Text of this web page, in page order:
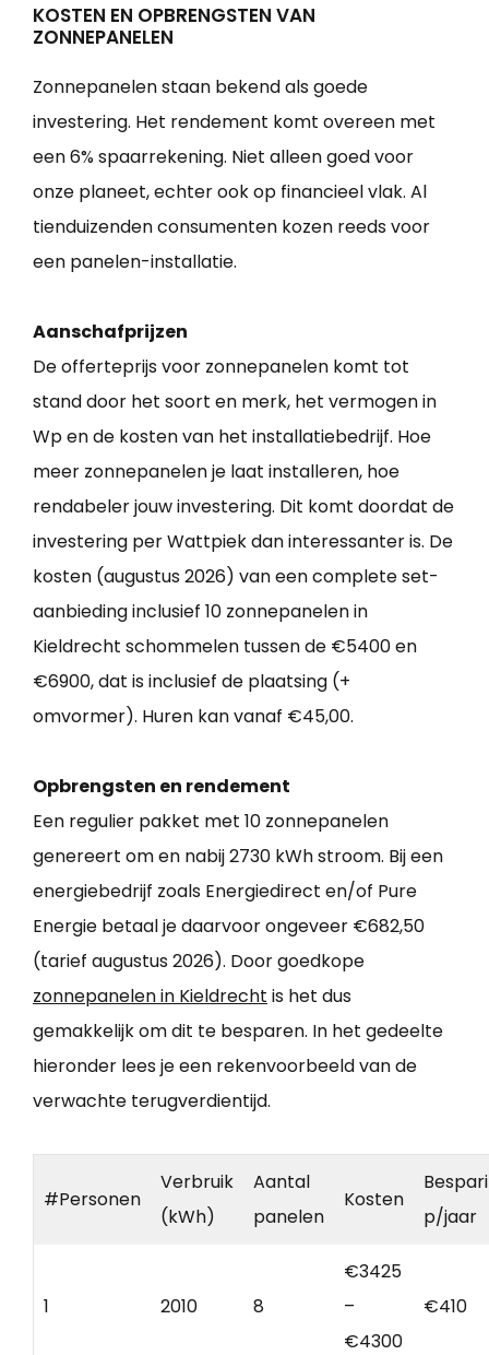
KOSTEN EN OPBRENGSTEN VAN
ZONNEPANELEN
Zonnepanelen staan bekend als goede
investering. Het rendement komt overeen met
een 6% spaarrekening. Niet alleen goed voor
onze planeet, echter ook op financieel vlak. Al
tienduizenden consumenten kozen reeds voor
een panelen-installatie.
Aanschafprijzen
De offerteprijs voor zonnepanelen komt tot
stand door het soort en merk, het vermogen in
Wp en de kosten van het installatiebedrijf. Hoe
meer zonnepanelen je laat installeren, hoe
rendabeler jouw investering. Dit komt doordat de
investering per Wattpiek dan interessanter is. De
kosten (augustus 2026) van een complete set-
aanbieding inclusief 10 zonnepanelen in
Kieldrecht schommelen tussen de €5400 en
€6900, dat is inclusief de plaatsing (+
omvormer). Huren kan vanaf €45,00.
Opbrengsten en rendement
Een regulier pakket met 10 zonnepanelen
genereert om en nabij 2730 kWh stroom. Bij een
energiebedrijf zoals Energiedirect en/of Pure
Energie betaal je daarvoor ongeveer €682,50
(tarief augustus 2026). Door goedkope
zonnepanelen in Kieldrecht is het dus
gemakkelijk om dit te besparen. In het gedeelte
hieronder lees je een rekenvoorbeeld van de
verwachte terugverdientijd.
#Personen
Verbruik
(kWh)
Aantal
panelen
Kosten
p/jaar
1 2010 8
€3425
–
€4300
€410